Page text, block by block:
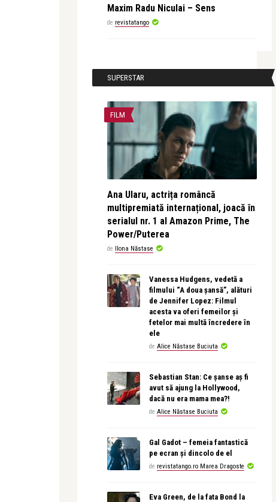
Maxim Radu Niculai – Sens
de revistatango
SUPERSTAR
FILM
Ana Ularu, actrița româncă
multipremiată internațional, joacă în
serialul nr. 1 al Amazon Prime, The
Power/Puterea
de Ilona Năstase
Vanessa Hudgens, vedetă a
filmului “A doua șansă”, alături
de Jennifer Lopez: Filmul
acesta va oferi femeilor și
fetelor mai multă încredere în
ele
de Alice Năstase Buciuta
Sebastian Stan: Ce șanse aș fi
avut să ajung la Hollywood,
dacă nu era mama mea?!
de Alice Năstase Buciuta
Gal Gadot – femeia fantastică
pe ecran și dincolo de el
de revistatango.ro Marea Dragoste
Eva Green, de la fata Bond la